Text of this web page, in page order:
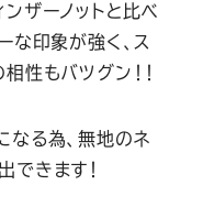
ザーノットと比べ
な印象が強く、ス
性もバツグン！！
なる為、無地のネ
できます！